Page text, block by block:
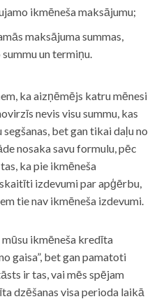
ikmēneša maksājumu;
maksājuma summas,
un termiņu.
ka aizņēmējs katru mēnesi
nevis visu summu, kas
bet gan tikai daļu no
nosaka savu formulu, pēc
ka pie ikmēneša
izdevumi par apģērbu,
tie nav ikmēneša izdevumi.
ikmēneša kredīta
gaisa”, bet gan pamatoti
ir tas, vai mēs spējam
dzēšanas visa perioda laikā